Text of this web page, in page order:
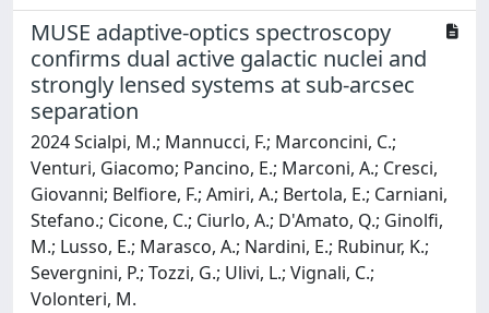
MUSE adaptive-optics spectroscopy
confirms dual active galactic nuclei and
strongly lensed systems at sub-arcsec
separation
2024 Scialpi, M.; Mannucci, F.; Marconcini, C.;
Venturi, Giacomo; Pancino, E.; Marconi, A.; Cresci,
Giovanni; Belfiore, F.; Amiri, A.; Bertola, E.; Carniani,
Stefano.; Cicone, C.; Ciurlo, A.; D'Amato, Q.; Ginolfi,
M.; Lusso, E.; Marasco, A.; Nardini, E.; Rubinur, K.;
Severgnini, P.; Tozzi, G.; Ulivi, L.; Vignali, C.;
Volonteri, M.